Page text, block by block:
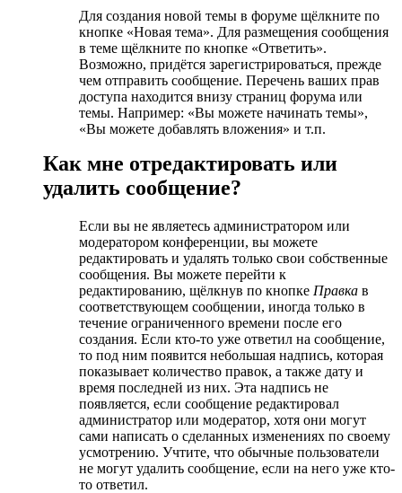
Для создания новой темы в форуме щёлкните по
кнопке «Новая тема». Для размещения сообщения
в теме щёлкните по кнопке «Ответить».
Возможно, придётся зарегистрироваться, прежде
чем отправить сообщение. Перечень ваших прав
доступа находится внизу страниц форума или
темы. Например: «Вы можете начинать темы»,
«Вы можете добавлять вложения» и т.п.
Как мне отредактировать или
удалить сообщение?
Если вы не являетесь администратором или
модератором конференции, вы можете
редактировать и удалять только свои собственные
сообщения. Вы можете перейти к
редактированию, щёлкнув по кнопке Правка в
соответствующем сообщении, иногда только в
течение ограниченного времени после его
создания. Если кто-то уже ответил на сообщение,
то под ним появится небольшая надпись, которая
показывает количество правок, а также дату и
время последней из них. Эта надпись не
появляется, если сообщение редактировал
администратор или модератор, хотя они могут
сами написать о сделанных изменениях по своему
усмотрению. Учтите, что обычные пользователи
не могут удалить сообщение, если на него уже кто-
то ответил.